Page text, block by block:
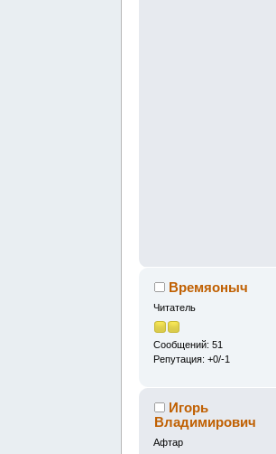
Времяоныч
Читатель
Сообщений: 51
Репутация: +0/-1
Игорь
Владимирович
Афтар